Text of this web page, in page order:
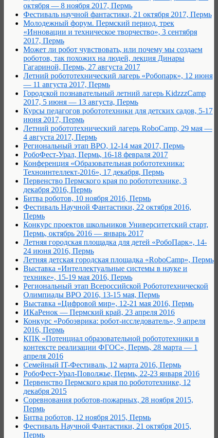
октября — 8 ноября 2017, Пермь
Фестиваль научной фантастики, 21 октября 2017, Пермь
Молодежный форум. Пермский период, трек
«Инновации и техническое творчество», 3 сентября
2017, Пермь
Может ли робот чувствовать, или почему мы создаем
роботов, так похожих на людей, лекция Динары
Гагариной, Пермь, 27 августа 2017
Летний робототехнический лагерь «Робопарк», 12 июня
— 11 августа 2017, Пермь
Городской познавательный летний лагерь KidzzzCamp
2017, 5 июня — 13 августа, Пермь
Курсы педагогов робототехники для детских садов, 5-17
июня 2017, Пермь
Летний робототехнический лагерь RoboCamp, 29 мая —
4 августа 2017, Пермь
Региональный этап ВРО, 12-14 мая 2017, Пермь
РобоФест-Урал, Пермь, 16-18 февраля 2017
Конференция «Образовательная робототехника:
Техноинтеллект-2016», 17 декабря, Пермь
Первенство Пермского края по робототехнике, 3
декабря 2016, Пермь
Битва роботов, 10 ноября 2016, Пермь
Фестиваль Научной Фантастики, 22 октября 2016,
Пермь
Конкурс проектов школьников Университетский старт,
Пермь, октябрь 2016 — январь 2017
Летняя городская площадка для детей «РобоПарк», 14-
24 июня 2016, Пермь
Летняя детская городская площадка «RoboCamp», Пермь
Выставка «Интеллектуальные системы в науке и
технике», 15-19 мая 2016, Пермь
Региональный этап Всероссийской Робототехнической
Олимпиады ВРО 2016, 13-15 мая, Пермь
Выставка «Цифровой мир», 12-21 мая 2016, Пермь
ИКаРенок — Пермский край, 23 апреля 2016
Конкурс «Робоэврика: робот-исследователь», 9 апреля
2016, Пермь
КПК «Потенциал образовательной робототехники в
контексте реализации ФГОС», Пермь, 28 марта — 1
апреля 2016
Семейный IT-Фестиваль, 12 марта 2016, Пермь
РобоФест-Урал-Поволжье, Пермь, 22-23 января 2016
Первенство Пермского края по робототехнике, 12
декабря 2015
Соревнования роботов-пожарных, 28 ноября 2015,
Пермь
Битва роботов, 12 ноября 2015, Пермь
Фестиваль Научной Фантастики, 21 октября 2015,
Пермь